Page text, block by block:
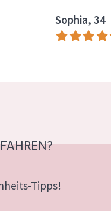
Sophia, 34
Tipps!